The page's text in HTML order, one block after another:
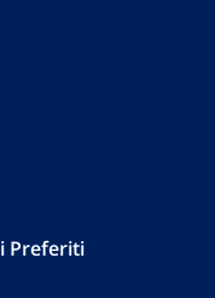
Preferiti